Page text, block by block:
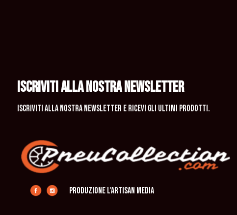
ISCRIVITI ALLA NOSTRA NEWSLETTER
Iscriviti alla nostra newsletter e ricevi gli ultimi prodotti.
produzione L'Artisan Media